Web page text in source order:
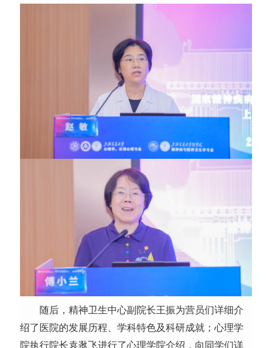
随后，精神卫生中心副院长王振为营员们详细介
绍了医院的发展历程、学科特色及科研成就；心理学
院执行院长袁逖飞进行了心理学院介绍，向同学们详